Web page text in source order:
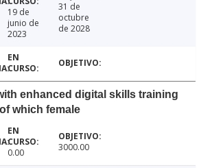
19 de
junio de
2023
31 de
octubre
de 2028
enhanced digital skills training
which female
0.00 3000.00